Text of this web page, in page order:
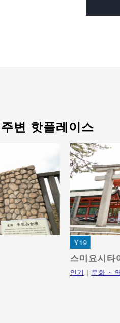
변 핫플레이스
Y19
스미요시타
인기 문화 ･